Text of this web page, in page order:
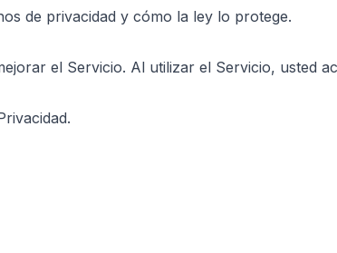
de privacidad y cómo la ley lo protege.
el Servicio. Al utilizar el Servicio, usted